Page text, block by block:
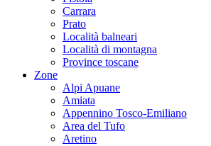
Carrara
Prato
Località balneari
Località di montagna
Province toscane
Zone
Alpi Apuane
Amiata
Appennino Tosco-Emiliano
Area del Tufo
Aretino